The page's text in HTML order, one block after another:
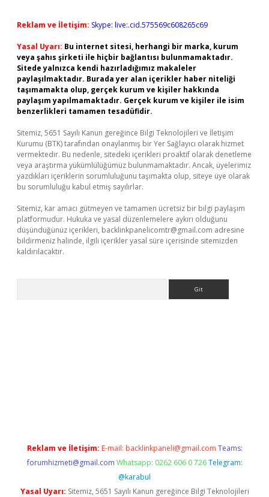
Reklam ve İletişim: Skype: live:.cid.575569c608265c69
Yasal Uyarı: Bu internet sitesi, herhangi bir marka, kurum
veya şahıs şirketi ile hiçbir bağlantısı bulunmamaktadır.
Sitede yalnızca kendi hazırladığımız makaleler
paylaşılmaktadır. Burada yer alan içerikler haber niteliği
taşımamakta olup, gerçek kurum ve kişiler hakkında
paylaşım yapılmamaktadır. Gerçek kurum ve kişiler ile isim
benzerlikleri tamamen tesadüfidir.
Sitemiz, 5651 Sayılı Kanun gereğince Bilgi Teknolojileri ve İletişim
Kurumu (BTK) tarafından onaylanmış bir Yer Sağlayıcı olarak hizmet
vermektedir. Bu nedenle, sitedeki içerikleri proaktif olarak denetleme
veya araştırma yükümlülüğümüz bulunmamaktadır. Ancak, üyelerimiz
yazdıkları içeriklerin sorumluluğunu taşımakta olup, siteye üye olarak
bu sorumluluğu kabul etmiş sayılırlar.
Sitemiz, kar amacı gütmeyen ve tamamen ücretsiz bir bilgi paylaşım
platformudur. Hukuka ve yasal düzenlemelere aykırı olduğunu
düşündüğünüz içerikleri, backlinkpanelicomtr@gmail.com adresine
bildirmeniz halinde, ilgili içerikler yasal süre içerisinde sitemizden
kaldırılacaktır.
Reklam ve İletişim: E-mail: backlinkpaneli@gmail.com Teams:
forumhizmeti@gmail.com Whatsapp: 0262 606 0 726 Telegram:
@karabul
Yasal Uyarı: Sitemiz, 5651 Sayılı Kanun gereğince Bilgi Teknolojileri